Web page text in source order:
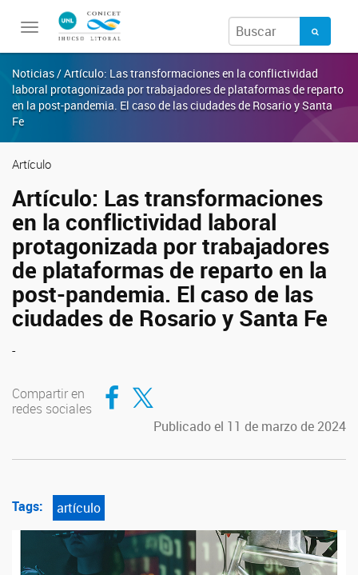
Toggle
Noticias / Artículo: Las transformaciones en la conflictividad
laboral protagonizada por trabajadores de plataformas de reparto
en la post-pandemia. El caso de las ciudades de Rosario y Santa
Fe
Artículo
Artículo: Las transformaciones
en la conflictividad laboral
protagonizada por trabajadores
de plataformas de reparto en la
post-pandemia. El caso de las
ciudades de Rosario y Santa Fe
-
Compartir en
redes sociales
Compartir en Facebook
Compartir en Twitter
Publicado el 11 de marzo de 2024
Tags: artículo